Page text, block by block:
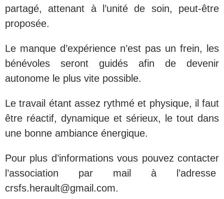
partagé, attenant à l’unité de soin, peut-être
proposée.
Le manque d’expérience n’est pas un frein, les
bénévoles seront guidés afin de devenir
autonome le plus vite possible.
Le travail étant assez rythmé et physique, il faut
être réactif, dynamique et sérieux, le tout dans
une bonne ambiance énergique.
Pour plus d’informations vous pouvez contacter
l’association par mail à l’adresse
crsfs.herault@gmail.com.